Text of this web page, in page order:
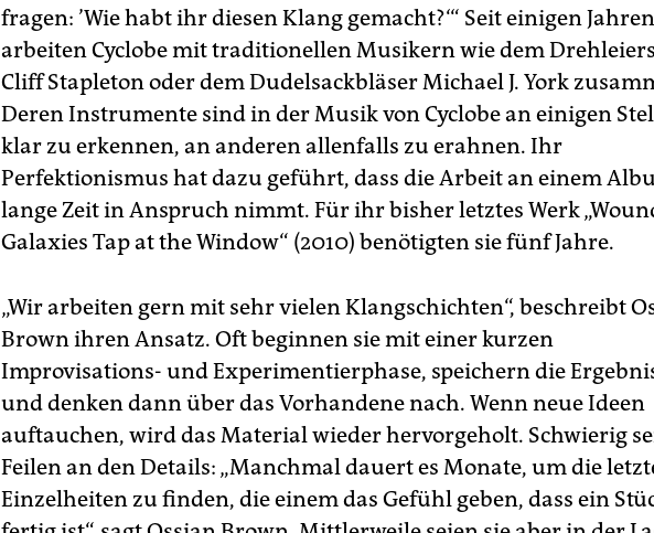
fragen: ’Wie habt ihr diesen Klang gemacht?‘“ Seit einigen Jahren
arbeiten Cyclobe mit traditionellen Musikern wie dem
Cliff Stapleton oder dem Dudelsackbläser Michael J. York
Deren Instrumente sind in der Musik von Cyclobe an einigen
klar zu erkennen, an anderen allenfalls zu erahnen. Ihr
Perfektionismus hat dazu geführt, dass die Arbeit an einem
lange Zeit in Anspruch nimmt. Für ihr bisher letztes Werk
Galaxies Tap at the Window“ (2010) benötigten sie fünf Jahre.
„Wir arbeiten gern mit sehr vielen Klangschichten“, beschreibt
Brown ihren Ansatz. Oft beginnen sie mit einer kurzen
Improvisations- und Experimentierphase, speichern die
und denken dann über das Vorhandene nach. Wenn neue Ideen
auftauchen, wird das Material wieder hervorgeholt. Schwierig
Feilen an den Details: „Manchmal dauert es Monate, um die
Einzelheiten zu finden, die einem das Gefühl geben, dass ein